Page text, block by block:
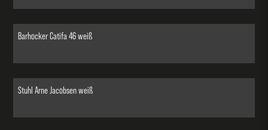
Barhocker Catifa 46 weiß
Stuhl Arne Jacobsen weiß